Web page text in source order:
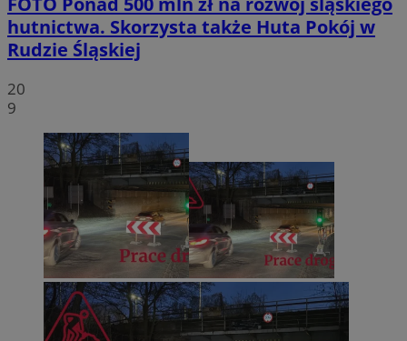
hutnictwa. Skorzysta także Huta Pokój w
Rudzie Śląskiej
20
9